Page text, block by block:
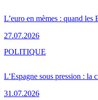
L’euro en mèmes : quand
27.07.2026
L’Espagne sous pression : la
31.07.2026
POLITIQUE